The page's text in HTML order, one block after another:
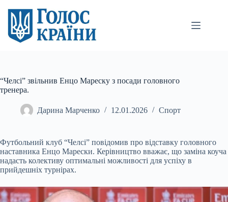
вмісту
“Челсі” звільнив Енцо Мареску з посади головного
тренера.
Дарина Марченко 12.01.2026 Спорт
Футбольний клуб “Челсі” повідомив про відставку головного
наставника Енцо Марески. Керівництво вважає, що заміна коуча
надасть колективу оптимальні можливості для успіху в
прийдешніх турнірах.